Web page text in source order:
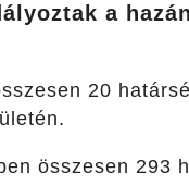
a
20
összesen 293